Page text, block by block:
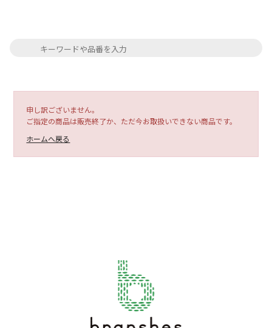
申し訳ございません。
ご指定の商品は販売終了か、ただ今お取扱いできない商品です。
ホームへ戻る